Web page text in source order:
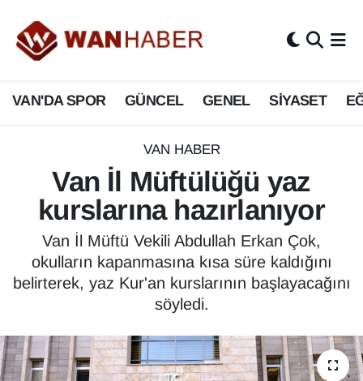
VAN'DA SPOR GÜNCEL GENEL SİYASET
VAN HABER
Van İl Müftülüğü yaz
kurslarına hazırlanıyor
Van İl Müftü Vekili Abdullah Erkan Çok,
okulların kapanmasına kısa süre kaldığını
belirterek, yaz Kur'an kurslarının başlayacağını
söyledi.
3.SAYFA
ASAYİŞ
BİLİM VE TEKNOLOJİ
Biyografi
ÇEVRE
Dernekler, Odalar
Van Nöbetçi Eczaneler
Van Hava Durumu
Van Namaz Vakitleri
Van Trafik Yoğunluk Haritası
Tüm Manşetler
Son Dakika Haberleri
Haber Arşivi